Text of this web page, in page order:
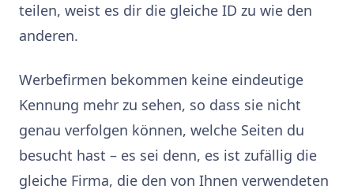
teilen, weist es dir die gleiche ID zu wie den
anderen.
Werbefirmen bekommen keine eindeutige
Kennung mehr zu sehen, so dass sie nicht
genau verfolgen können, welche Seiten du
besucht hast – es sei denn, es ist zufällig die
gleiche Firma, die den von Ihnen verwendeten